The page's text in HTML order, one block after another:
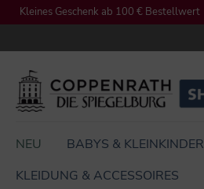
Zur Hauptnavigation springen
Kleines Geschenk ab 100 € Bestellwert
NEU BABYS & KLEINKINDER
KLEIDUNG & ACCESSOIRES